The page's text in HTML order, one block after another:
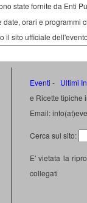
state fornite da Enti
orari e programmi
il sito ufficiale
Eventi - Ultimi
e Ricette tipiche
Email:
Cerca sul sito:
E' vietata la
collegati